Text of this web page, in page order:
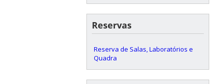
Reservas
Reserva de Salas, Laboratórios e
Quadra